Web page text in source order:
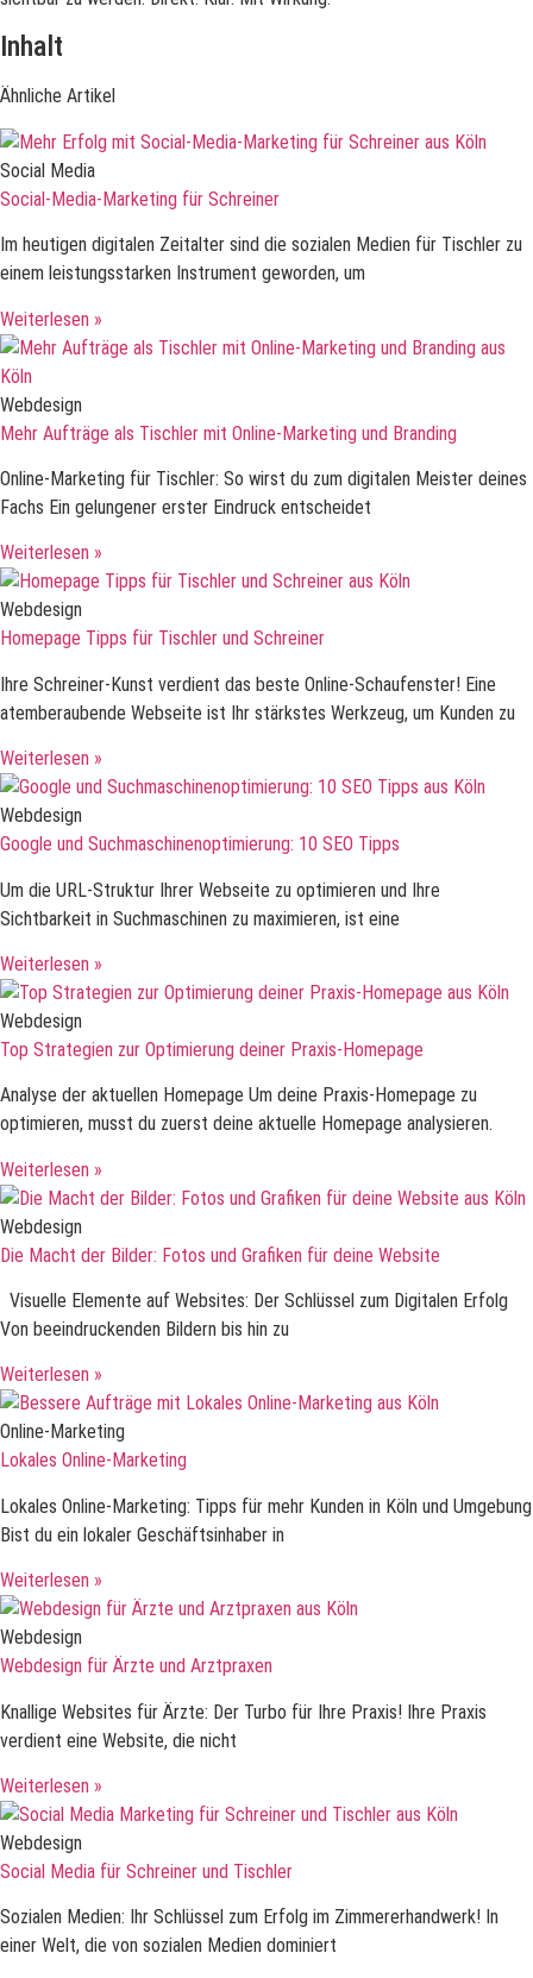
Inhalt
Ähnliche Artikel
Social Media
Social-Media-Marketing für Schreiner
Im heutigen digitalen Zeitalter sind die sozialen Medien für Tischler zu
einem leistungsstarken Instrument geworden, um
Weiterlesen »
Webdesign
Mehr Aufträge als Tischler mit Online-Marketing und Branding
Online-Marketing für Tischler: So wirst du zum digitalen Meister deines
Fachs Ein gelungener erster Eindruck entscheidet
Weiterlesen »
Webdesign
Homepage Tipps für Tischler und Schreiner
Ihre Schreiner-Kunst verdient das beste Online-Schaufenster! Eine
atemberaubende Webseite ist Ihr stärkstes Werkzeug, um Kunden zu
Weiterlesen »
Webdesign
Google und Suchmaschinenoptimierung: 10 SEO Tipps
Um die URL-Struktur Ihrer Webseite zu optimieren und Ihre
Sichtbarkeit in Suchmaschinen zu maximieren, ist eine
Weiterlesen »
Webdesign
Top Strategien zur Optimierung deiner Praxis-Homepage
Analyse der aktuellen Homepage Um deine Praxis-Homepage zu
optimieren, musst du zuerst deine aktuelle Homepage analysieren.
Weiterlesen »
Webdesign
Die Macht der Bilder: Fotos und Grafiken für deine Website
Visuelle Elemente auf Websites: Der Schlüssel zum Digitalen Erfolg
Von beeindruckenden Bildern bis hin zu
Weiterlesen »
Online-Marketing
Lokales Online-Marketing
Lokales Online-Marketing: Tipps für mehr Kunden in Köln und Umgebung
Bist du ein lokaler Geschäftsinhaber in
Weiterlesen »
Webdesign
Webdesign für Ärzte und Arztpraxen
Knallige Websites für Ärzte: Der Turbo für Ihre Praxis! Ihre Praxis
verdient eine Website, die nicht
Weiterlesen »
Webdesign
Social Media für Schreiner und Tischler
Sozialen Medien: Ihr Schlüssel zum Erfolg im Zimmererhandwerk! In
einer Welt, die von sozialen Medien dominiert